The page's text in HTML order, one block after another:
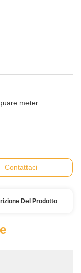
meter
Contattaci
Del Prodotto